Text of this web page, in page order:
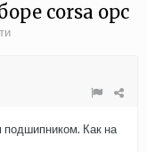
corsa opc
Как на